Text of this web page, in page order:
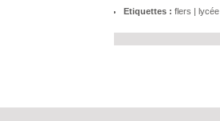
Etiquettes : flers | lycée